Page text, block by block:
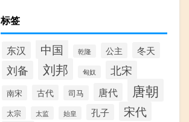
标签
东汉 中国 乾隆 公主 冬天
刘备 刘邦 匈奴 北宋
南宋 古代 司马 唐代 唐朝
太宗 太监 始皇 孔子 宋代